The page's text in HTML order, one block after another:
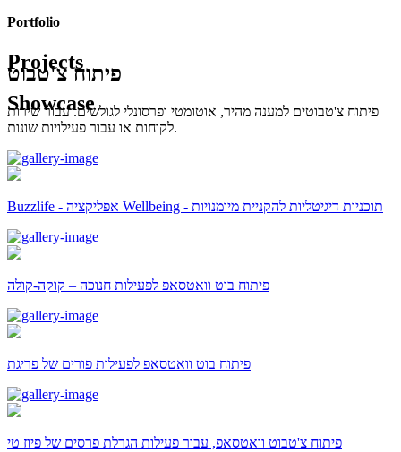
Portfolio
Projects
Showcase
פיתוח צ'טבוט
פיתוח צ'טבוטים למענה מהיר, אוטומטי ופרסונלי לגולשים. עבור שירות
לקוחות או עבור פעילויות שונות.
Buzzlife - אפליקציה Wellbeing - תוכניות דיגיטליות להקניית מיומנויות
פיתוח בוט וואטסאפ לפעילות חנוכה – קוקה-קולה
פיתוח בוט וואטסאפ לפעילות פורים של פריגת
פיתוח צ'טבוט וואטסאפ, עבור פעילות הגרלת פרסים של פיוז טי